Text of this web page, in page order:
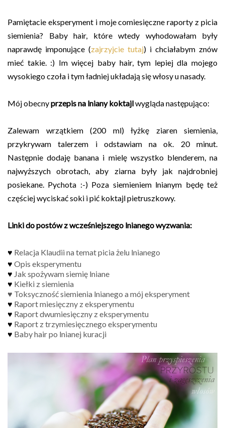
Pamiętacie eksperyment i moje comiesięczne raporty z picia
siemienia? Baby hair, które wtedy wyhodowałam były
naprawdę imponujące (zajrzyjcie tutaj) i chciałabym znów
mieć takie. :) Im więcej baby hair, tym lepiej dla mojego
wysokiego czoła i tym ładniej układają się włosy u nasady.
Mój obecnyprzepis na lniany koktajlwygląda następująco:
Zalewam wrzątkiem (200 ml) łyżkę ziaren siemienia,
przykrywam talerzem i odstawiam na ok. 20 minut.
Następnie dodaję banana i mielę wszystko blenderem, na
najwyższych obrotach, aby ziarna były jak najdrobniej
posiekane. Pychota :-) Poza siemieniem lnianym będę też
częściej wyciskać soki i pić koktajl pietruszkowy.
Linki do postów z wcześniejszego lnianego wyzwania:
♥ Relacja Klaudii na temat picia żelu lnianego
♥ Opis eksperymentu
♥ Jak spożywam siemię lniane
♥ Kiełki z siemienia
♥ Toksyczność siemienia lnianego a mój eksperyment
♥ Raport miesięczny z eksperymentu
♥ Raport dwumiesięczny z eksperymentu
♥ Raport z trzymiesięcznego eksperymentu
♥ Baby hair po lnianej kuracji